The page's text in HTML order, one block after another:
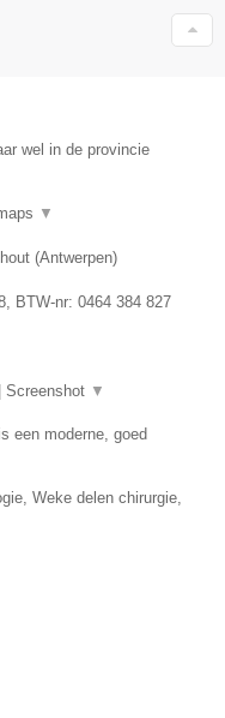
wel in de provincie
▼
(Antwerpen)
, BTW-nr: 0464 384 827
Screenshot ▼
een moderne, goed
Weke delen chirurgie,